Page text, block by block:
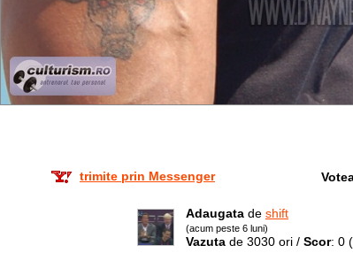
trimite prin Messenger
Adaugata de shift
(acum peste 6 luni)
Vazuta de 3030 ori / Scor: 0